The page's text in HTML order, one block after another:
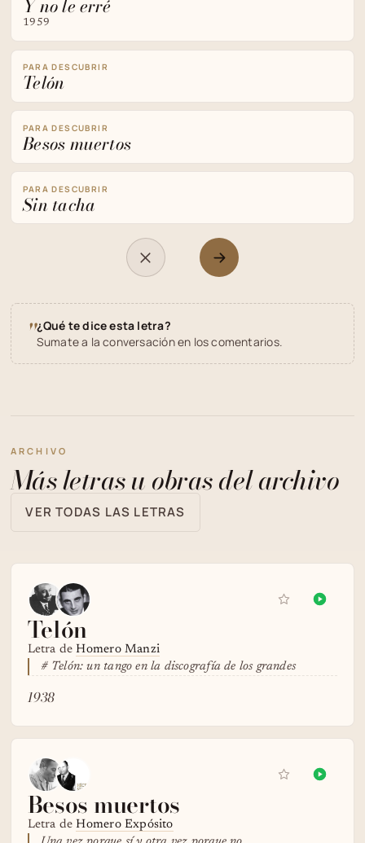
Y no le erré
1959
PARA DESCUBRIR
Telón
PARA DESCUBRIR
Besos muertos
PARA DESCUBRIR
Sin tacha
"¿Qué te dice esta letra?
Sumate a la conversación en los comentarios.
ARCHIVO
Más letras u obras del archivo
VER TODAS LAS LETRAS
Telón
Letra deHomero Manzi
# Telón: un tango en la discografía de los grandes
1938
Besos muertos
Letra deHomero Expósito